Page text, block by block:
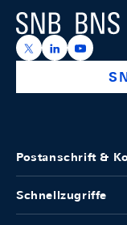
Logo
https://x.com/
https://
Postanschrift &
Schnellzugriffe